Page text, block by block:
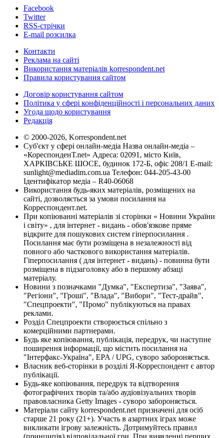
Facebook
Twitter
RSS-стрічки
E-mail розсилка
Контакти
Реклама на сайті
Використання матеріалів korrespondent.net
Правила користування сайтом
Договір користування сайтом
Політика у сфері конфіденційності і персональних даних
Угода щодо користування
Редакція
© 2000-2026, Korrespondent.net
Суб'єкт у сфері онлайн-медіа Назва онлайн-медіа –
«КореспонденТ.net» Адреса: 02091, місто Київ,
ХАРКІВСЬКЕ ШОСЕ, будинок 172-Б, офіс 208/1 E-mail:
sunlight@mediadim.com.ua Телефон: 044-205-43-00
Ідентифікатор медіа – R40-06068
Використання будь-яких матеріалів, розміщених на
сайті, дозволяється за умови посилання на
Корреспондент.net.
При копіюванні матеріалів зі сторінки « Новини України
і світу» , для інтернет - видань - обов'язкове пряме
відкрите для пошукових систем гіперпосилання .
Посилання має бути розміщена в незалежності від
повного або часткового використання матеріалів.
Гіперпосилання ( для інтернет - видань) - повинна бути
розміщена в підзаголовку або в першому абзаці
матеріалу.
Новини з позначками "Думка", "Експертиза", "Заява",
"Регіони", "Гроші", "Влада", "Вибори", "Тест-драйв",
"Спецпроекти", "Промо" публікуються на правах
реклами.
Розділ Спецпроекти створюється спільно з
комерційними партнерами.
Будь яке копіювання, публікація, передрук, чи наступне
поширення інформації, що містить посилання на
"Інтерфакс-Україна", EPA / UPG, суворо забороняється.
Власник веб-сторінки в розділі Я-Корреспондент є автор
публікації.
Будь-яке копіювання, передрук та відтворення
фотографічних творів та/або аудіовізуальних творів
правовласника Getty Images - суворо забороняється.
Матеріали сайту korrespondent.net призначені для осіб
старше 21 року (21+). Участь в азартних іграх може
викликати ігрову залежність. Дотримуйтесь правил
(принципів) відповідальної гри. При виявленні перших